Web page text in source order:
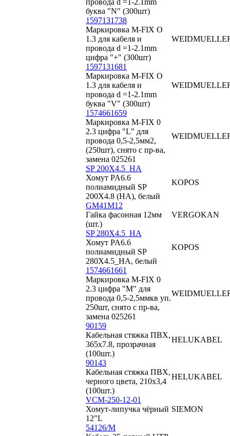
провода d =1-2.1mm
буква "N" (300шт)
1597131738
Маркировка M-FIX O
1.3 для кабеля и
провода d =1-2.1mm
цифра "+" (300шт)
1597131681
Маркировка M-FIX O
1.3 для кабеля и
провода d =1-2.1mm
буква "V" (300шт)
1574661659
Маркировка M-FIX 0
2.3 цифра "L" для
провода 0,5-2,5мм2,
(250шт), снято с пр-ва,
замена 025261
SP 200X4.5_HA
Хомут PA6.6
полиамидный SP
200X4.8 (HA), белый
KOPOS
GM41M12
Гайка фасонная 12мм
(шт.)
VERGOKAN
SP 280X4.5_HA
Хомут PA6.6
полиамидный SP
280X4.5_HA, белый
KOPOS
1574661661
Маркировка M-FIX 0
2.3 цифра "M" для
провода 0,5-2,5ммкв уп.
250шт, снято с пр-ва,
замена 025261
90159
Кабельная стяжка ПВХ,
365х7.8, прозрачная
(100шт.)
HELUKABEL
90143
Кабельная стяжка ПВХ,
черного цвета, 210х3,4
(100шт.)
HELUKABEL
VCM-250-12-01
Хомут-липучка чёрный
12"L
SIEMON
54126/М